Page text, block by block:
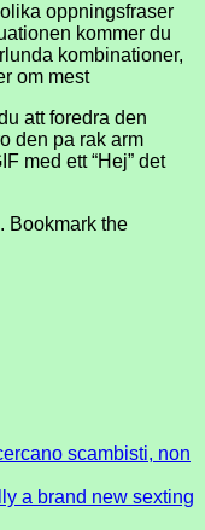
oppningsfraser
kommer du
kombinationer,
om mest
att foredra den
den pa rak arm
med ett “Hej” det
. Bookmark the
scambisti, non
a brand new sexting